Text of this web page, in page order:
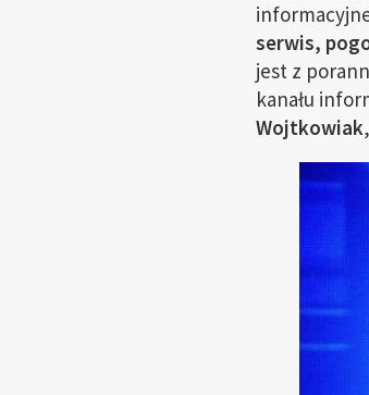
serwis,
jest z
kanału
Wojtkowiak,